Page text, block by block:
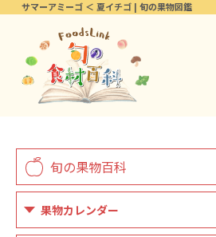
サマーアミーゴ ＜ 夏イチゴ | 旬の果物図鑑
旬の果物百科
果物カレンダー